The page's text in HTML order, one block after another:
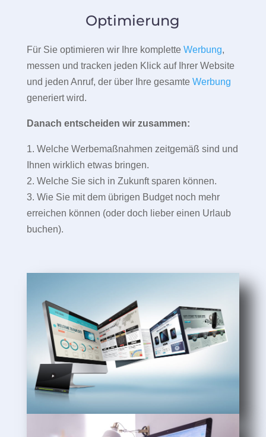
Optimierung
Für Sie optimieren wir Ihre komplette Werbung,
messen und tracken jeden Klick auf Ihrer Website
und jeden Anruf, der über Ihre gesamte Werbung
generiert wird.
Danach entscheiden wir zusammen:
1. Welche Werbemaßnahmen zeitgemäß sind und
Ihnen wirklich etwas bringen.
2. Welche Sie sich in Zukunft sparen können.
3. Wie Sie mit dem übrigen Budget noch mehr
erreichen können (oder doch lieber einen Urlaub
buchen).